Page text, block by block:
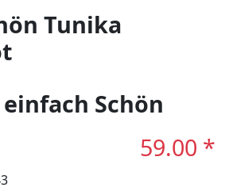
Tunika
Schön
59.00 *